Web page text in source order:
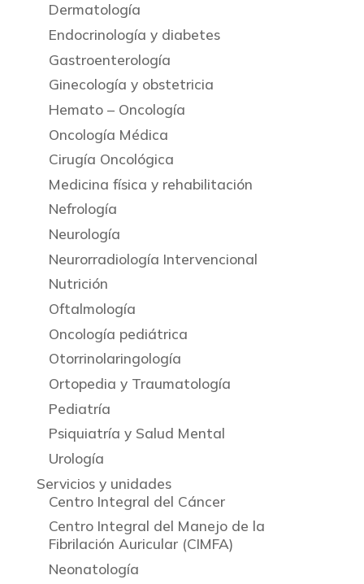
Dermatología
Endocrinología y diabetes
Gastroenterología
Ginecología y obstetricia
Hemato – Oncología
Oncología Médica
Cirugía Oncológica
Medicina física y rehabilitación
Nefrología
Neurología
Neurorradiología Intervencional
Nutrición
Oftalmología
Oncología pediátrica
Otorrinolaringología
Ortopedia y Traumatología
Pediatría
Psiquiatría y Salud Mental
Urología
Servicios y unidades
Centro Integral del Cáncer
Centro Integral del Manejo de la
Fibrilación Auricular (CIMFA)
Neonatología